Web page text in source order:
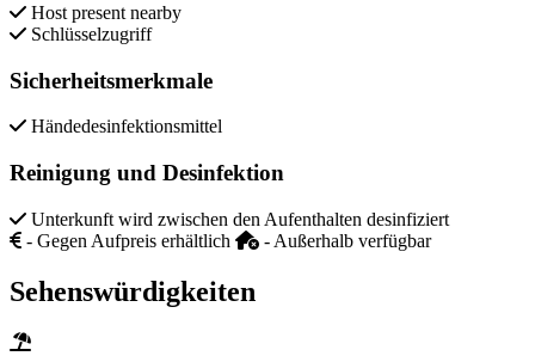
Host present nearby
Schlüsselzugriff
Sicherheitsmerkmale
Händedesinfektionsmittel
Reinigung und Desinfektion
Unterkunft wird zwischen den Aufenthalten desinfiziert
- Gegen Aufpreis erhältlich
- Außerhalb verfügbar
Sehenswürdigkeiten